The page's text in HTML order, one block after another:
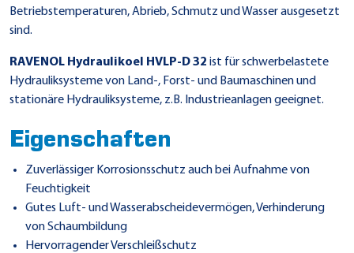
Betriebstemperaturen, Abrieb, Schmutz und Wasser ausgesetzt
sind.
RAVENOL Hydraulikoel HVLP-D 32 ist für schwerbelastete
Hydrauliksysteme von Land-, Forst- und Baumaschinen und
stationäre Hydrauliksysteme, z.B. Industrieanlagen geeignet.
Eigenschaften
Zuverlässiger Korrosionsschutz auch bei Aufnahme von
Feuchtigkeit
Gutes Luft- und Wasserabscheidevermögen, Verhinderung
von Schaumbildung
Hervorragender Verschleißschutz